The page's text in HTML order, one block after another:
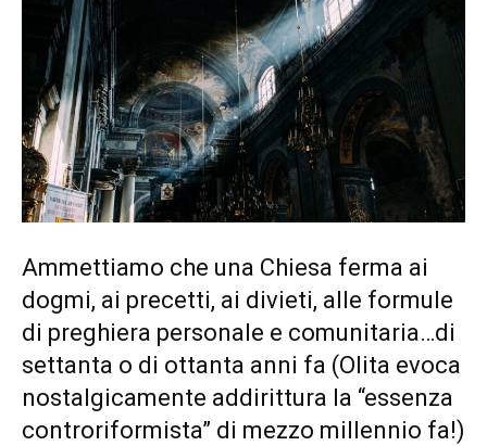
Ammettiamo che una Chiesa ferma ai
dogmi, ai precetti, ai divieti, alle formule
di preghiera personale e comunitaria…di
settanta o di ottanta anni fa (Olita evoca
nostalgicamente addirittura la “essenza
controriformista” di mezzo millennio fa!)